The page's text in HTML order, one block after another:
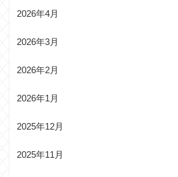
2026年4月
2026年3月
2026年2月
2026年1月
2025年12月
2025年11月